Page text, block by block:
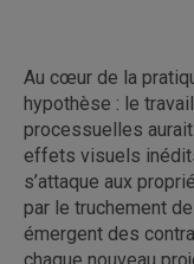
Au cœur de la
hypothèse : le
processuelles
effets visuels
s’attaque aux
par le truchement
émergent des